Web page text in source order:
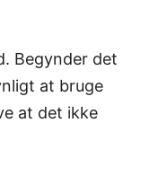
Begynder det
at bruge
at det ikke